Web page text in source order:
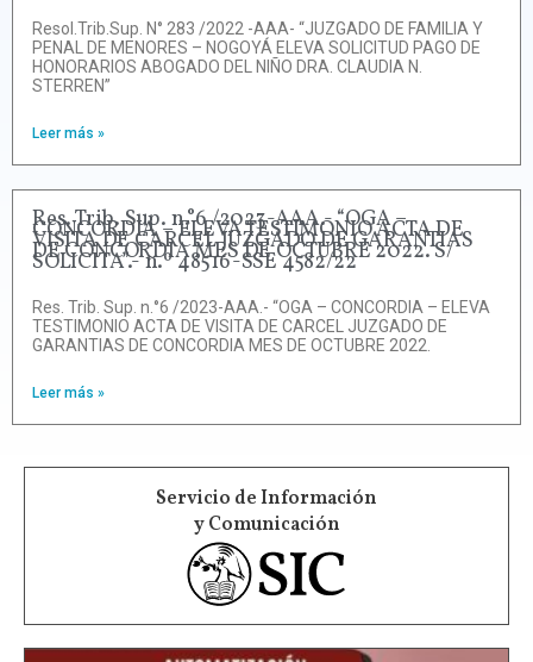
Resol.Trib.Sup. N° 283 /2022 -AAA- “JUZGADO DE FAMILIA Y
PENAL DE MENORES – NOGOYÁ ELEVA SOLICITUD PAGO DE
HONORARIOS ABOGADO DEL NIÑO DRA. CLAUDIA N.
STERREN”
Leer más »
Res. Trib. Sup. n.°6 /2023-AAA.- “OGA –
CONCORDIA – ELEVA TESTIMONIO ACTA DE
VISITA DE CARCEL JUZGADO DE GARANTIAS
DE CONCORDIA MES DE OCTUBRE 2022. S/
SOLICITA”.- n.º 48516-SSE 4582/22
Res. Trib. Sup. n.°6 /2023-AAA.- “OGA – CONCORDIA – ELEVA
TESTIMONIO ACTA DE VISITA DE CARCEL JUZGADO DE
GARANTIAS DE CONCORDIA MES DE OCTUBRE 2022.
Leer más »
Servicio de Información
y Comunicación